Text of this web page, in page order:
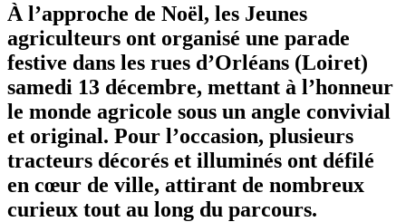
À l’approche de Noël, les Jeunes
agriculteurs ont organisé une parade
festive dans les rues d’Orléans (Loiret)
samedi 13 décembre, mettant à l’honneur
le monde agricole sous un angle convivial
et original. Pour l’occasion, plusieurs
tracteurs décorés et illuminés ont défilé
en cœur de ville, attirant de nombreux
curieux tout au long du parcours.